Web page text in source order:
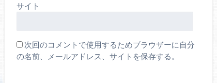
サイト
次回のコメントで使用するためブラウザーに自分
の名前、メールアドレス、サイトを保存する。